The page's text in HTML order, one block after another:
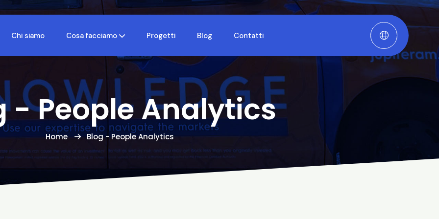
Chi siamo Cosa facciamo Progetti Blog Contatti
- People Analytics
Home Blog - People Analytics